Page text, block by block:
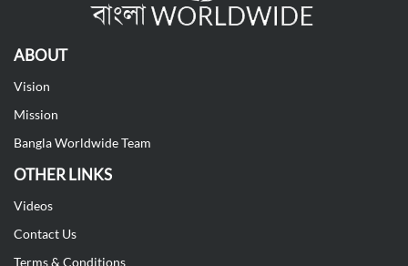
ABOUT
Vision
Mission
Bangla Worldwide Team
OTHER LINKS
Videos
Contact Us
Terms & Conditions